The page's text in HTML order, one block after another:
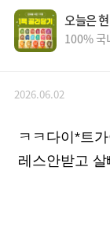
오늘은
100% 국
2026.06.02
ㅋㅋ다이*트
레스안받고